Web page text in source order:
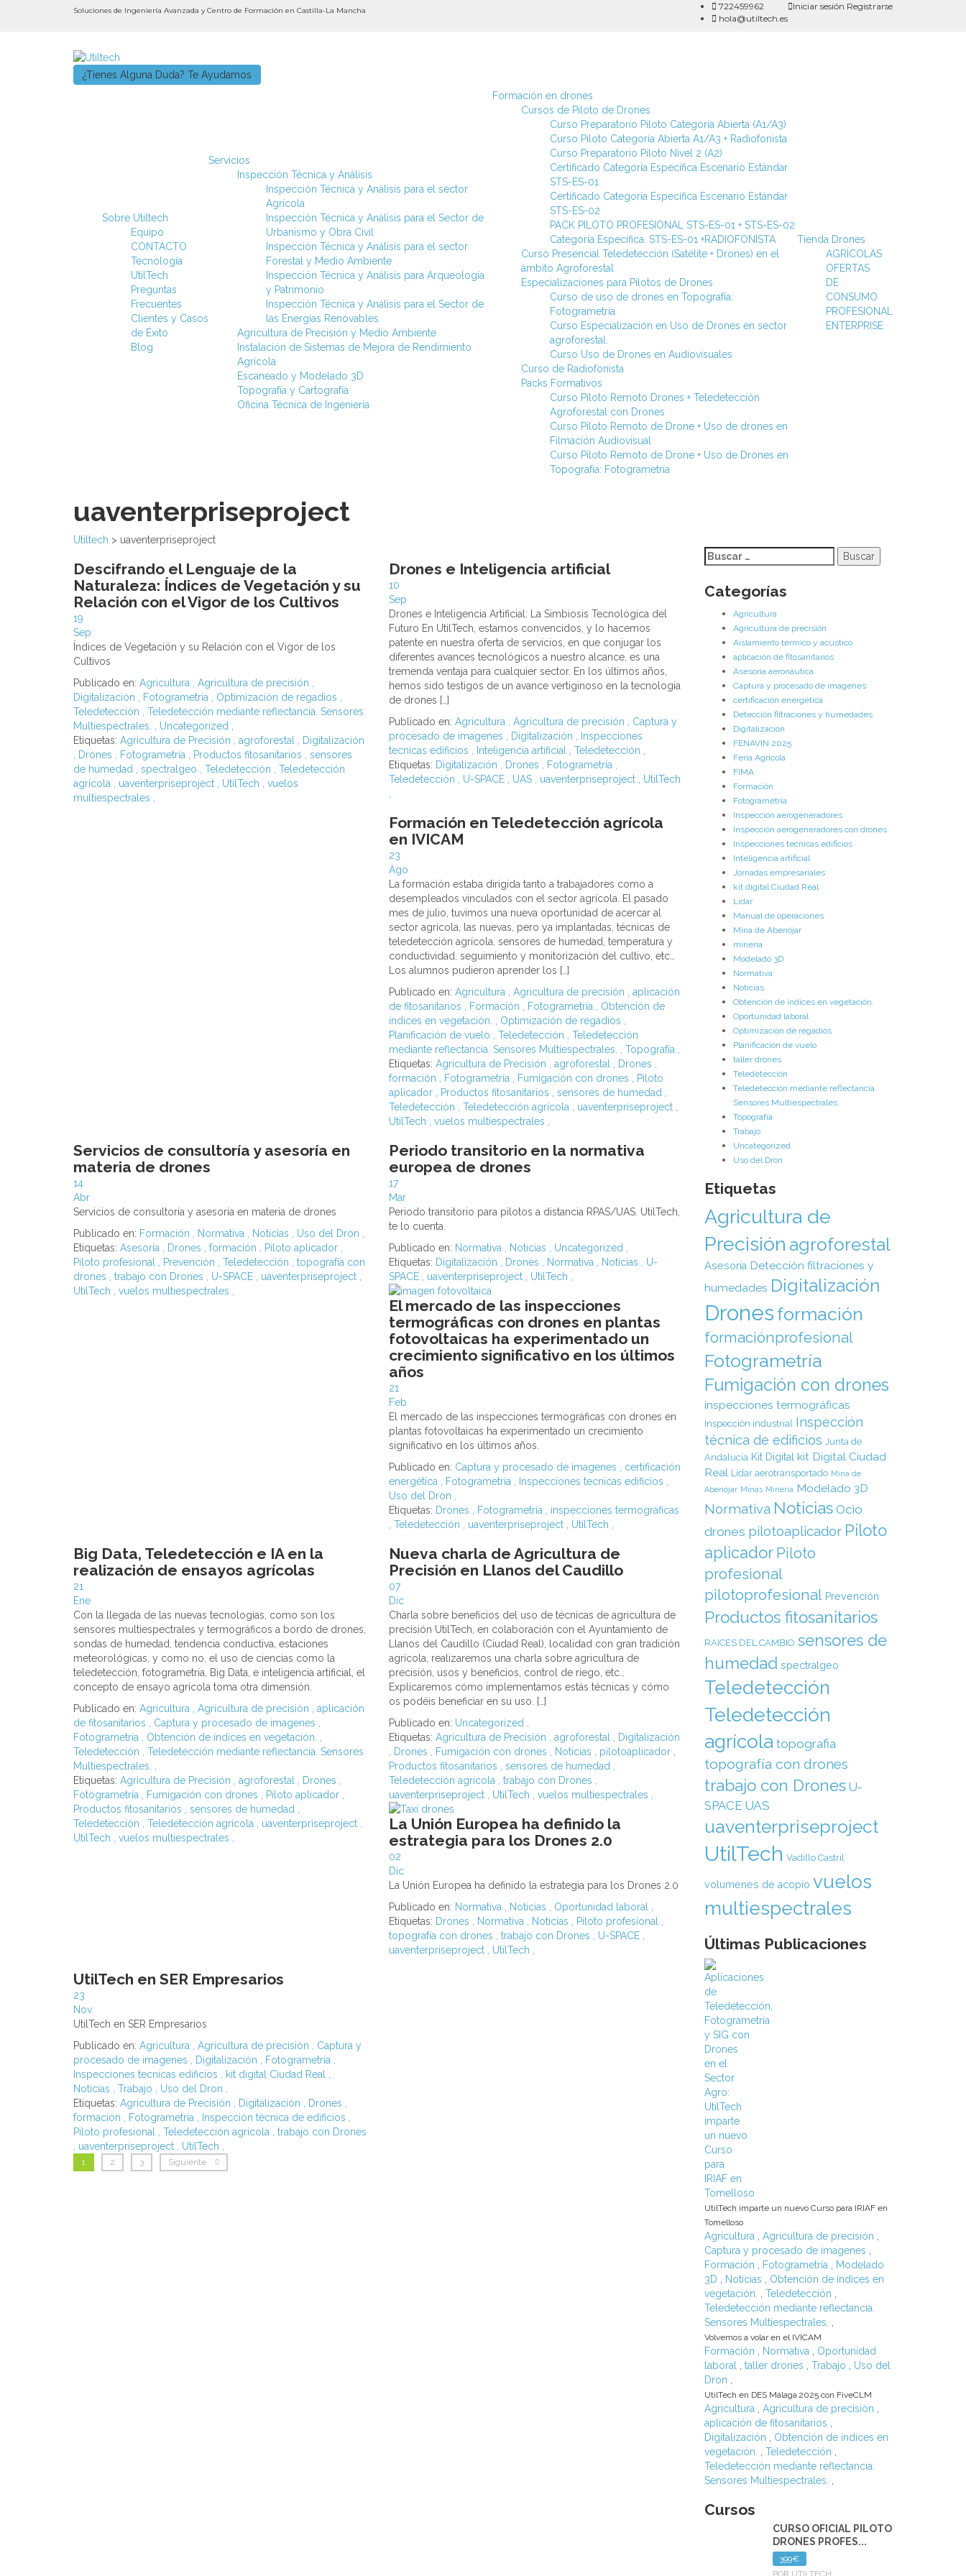
Iniciar sesión Registrarse
Soluciones de Ingeniería Avanzada y Centro de Formación en Castilla-La Mancha
722459962
hola@utiltech.es
¿Tienes Alguna Duda? Te Ayudamos
Sobre Utiltech
Equipo
CONTACTO
Tecnología
UtilTech
Preguntas
Frecuentes
Clientes y Casos
de Éxito
Blog
Servicios
Inspección Técnica y Análisis
Inspección Técnica y Análisis para el sector
Agrícola
Inspección Técnica y Análisis para el Sector de
Urbanismo y Obra Civil
Inspección Técnica y Análisis para el sector
Forestal y Medio Ambiente
Inspección Técnica y Análisis para Arqueología
y Patrimonio
Inspección Técnica y Análisis para el Sector de
las Energías Renovables
Agricultura de Precisión y Medio Ambiente
Instalación de Sistemas de Mejora de Rendimiento
Agrícola
Escaneado y Modelado 3D
Topografía y Cartografía
Oficina Técnica de Ingeniería
Formación en drones
Cursos de Piloto de Drones
Curso Preparatorio Piloto Categoría Abierta (A1/A3)
Curso Piloto Categoría Abierta A1/A3 + Radiofonista
Curso Preparatorio Piloto Nivel 2 (A2)
Certificado Categoría Específica Escenario Estándar
STS-ES-01
Certificado Categoría Específica Escenario Estándar
STS-ES-02
PACK PILOTO PROFESIONAL STS-ES-01 + STS-ES-02
Categoría Específica. STS-ES-01 +RADIOFONISTA
Curso Presencial Teledetección (Satélite + Drones) en el
ámbito Agroforestal
Especializaciones para Pilotos de Drones
Curso de uso de drones en Topografía:
Fotogrametría
Curso Especialización en Uso de Drones en sector
agroforestal.
Curso Uso de Drones en Audiovisuales
Curso de Radiofonista
Packs Formativos
Curso Piloto Remoto Drones + Teledetección
Agroforestal con Drones
Curso Piloto Remoto de Drone + Uso de drones en
Filmación Audiovisual
Curso Piloto Remoto de Drone + Uso de Drones en
Topografía: Fotogrametría
Tienda Drones
AGRÍCOLAS
OFERTAS
DE
CONSUMO
PROFESIONAL
ENTERPRISE
uaventerpriseproject
Utiltech > uaventerpriseproject
Descifrando el Lenguaje de la
Naturaleza: Índices de Vegetación y su
Relación con el Vigor de los Cultivos
19
Sep
Índices de Vegetación y su Relación con el Vigor de los
Cultivos
Publicado en: Agricultura Agricultura de precisión
Digitalización
Fotogrametría Optimización de regadios
Teledetección
Teledetección mediante reflectancia. Sensores
Multiespectrales.
Uncategorized
Etiquetas: Agricultura de Precisión agroforestal
Digitalización
Drones Fotogrametría Productos fitosanitarios
sensores
de humedad
spectralgeo Teledetección
Teledetección
agrícola
uaventerpriseproject UtilTech
vuelos
multiespectrales
Drones e Inteligencia artificial
10
Sep
Drones e Inteligencia Artificial: La Simbiosis Tecnológica del
Futuro En UtilTech, estamos convencidos, y lo hacemos
patente en nuestra oferta de servicios, en que conjugar los
diferentes avances tecnológicos a nuestro alcance, es una
tremenda ventaja para cualquier sector. En los últimos años,
hemos sido testigos de un avance vertiginoso en la tecnología
de drones […]
Publicado en: Agricultura Agricultura de precisión
Captura y
procesado de imagenes
Digitalización
Inspecciones
tecnicas edificios
Inteligencia artificial Teledetección
Etiquetas: Digitalización Drones Fotogrametría
Teledetección
U-SPACE UAS uaventerpriseproject
UtilTech
Formación en Teledetección agrícola
en IVICAM
23
Ago
La formación estaba dirigida tanto a trabajadores como a
desempleados vinculados con el sector agrícola. El pasado
mes de julio, tuvimos una nueva oportunidad de acercar al
sector agrícola, las nuevas, pero ya implantadas, técnicas de
teledetección agrícola, sensores de humedad, temperatura y
conductividad, seguimiento y monitorización del cultivo, etc…
Los alumnos pudieron aprender los […]
Publicado en: Agricultura Agricultura de precisión
aplicación
de fitosanitarios
Formación Fotogrametría
Obtención de
índices en vegetación.
Optimización de regadios
Planificación de vuelo
Teledetección
Teledetección
mediante reflectancia. Sensores Multiespectrales.
Topografía
Etiquetas: Agricultura de Precisión agroforestal Drones
formación
Fotogrametría Fumigación con drones
Piloto
aplicador
Productos fitosanitarios sensores de humedad
Teledetección
Teledetección agrícola uaventerpriseproject
UtilTech
vuelos multiespectrales
Servicios de consultoría y asesoría en
materia de drones
14
Abr
Servicios de consultoría y asesoría en materia de drones
Publicado en: Formación Normativa Noticias Uso del Dron
Etiquetas: Asesoría Drones formación Piloto aplicador
Piloto profesional
Prevención Teledetección
topografía con
drones
trabajo con Drones U-SPACE uaventerpriseproject
UtilTech
vuelos multiespectrales
Periodo transitorio en la normativa
europea de drones
17
Mar
Periodo transitorio para pilotos a distancia RPAS/UAS. UtilTech,
te lo cuenta.
Publicado en: Normativa Noticias Uncategorized
Etiquetas: Digitalización Drones Normativa Noticias
U-
SPACE
uaventerpriseproject UtilTech
El mercado de las inspecciones
termográficas con drones en plantas
fotovoltaicas ha experimentado un
crecimiento significativo en los últimos
años
21
Feb
El mercado de las inspecciones termográficas con drones en
plantas fotovoltaicas ha experimentado un crecimiento
significativo en los últimos años.
Publicado en: Captura y procesado de imagenes
certificación
energética
Fotogrametría Inspecciones tecnicas edificios
Uso del Dron
Etiquetas: Drones Fotogrametría
inspecciones termográficas
Teledetección uaventerpriseproject UtilTech
Big Data, Teledetección e IA en la
realización de ensayos agrícolas
21
Ene
Con la llegada de las nuevas tecnologías, como son los
sensores multiespectrales y termográficos a bordo de drones,
sondas de humedad, tendencia conductiva, estaciones
meteorológicas, y como no, el uso de ciencias como la
teledetección, fotogrametría, Big Data, e inteligencia artificial, el
concepto de ensayo agrícola toma otra dimensión.
Publicado en: Agricultura Agricultura de precisión
aplicación
de fitosanitarios
Captura y procesado de imagenes
Fotogrametría
Obtención de índices en vegetación.
Teledetección
Teledetección mediante reflectancia. Sensores
Multiespectrales.
Etiquetas: Agricultura de Precisión agroforestal Drones
Fotogrametría
Fumigación con drones Piloto aplicador
Productos fitosanitarios
sensores de humedad
Teledetección
Teledetección agrícola uaventerpriseproject
UtilTech
vuelos multiespectrales
Nueva charla de Agricultura de
Precisión en Llanos del Caudillo
07
Dic
Charla sobre beneficios del uso de técnicas de agricultura de
precisión UtilTech, en colaboración con el Ayuntamiento de
Llanos del Caudillo (Ciudad Real), localidad con gran tradición
agrícola, realizaremos una charla sobre agricultura de
precisión, usos y beneficios, control de riego, etc…
Explicaremos cómo implementamos estás técnicas y cómo
os podéis beneficiar en su uso. […]
Publicado en: Uncategorized
Etiquetas: Agricultura de Precisión agroforestal
Digitalización
Drones Fumigación con drones Noticias pilotoaplicador
Productos fitosanitarios
sensores de humedad
Teledetección agrícola
trabajo con Drones
uaventerpriseproject
UtilTech vuelos multiespectrales
La Unión Europea ha definido la
estrategia para los Drones 2.0
02
Dic
La Unión Europea ha definido la estrategia para los Drones 2.0
Publicado en: Normativa Noticias Oportunidad laboral
Etiquetas: Drones Normativa Noticias Piloto profesional
topografía con drones
trabajo con Drones U-SPACE
uaventerpriseproject
UtilTech
UtilTech en SER Empresarios
23
Nov
UtilTech en SER Empresarios
Publicado en: Agricultura Agricultura de precisión
Captura y
procesado de imagenes
Digitalización Fotogrametría
Inspecciones tecnicas edificios
kit digital Ciudad Real
Noticias
Trabajo Uso del Dron
Etiquetas: Agricultura de Precisión Digitalización Drones
formación
Fotogrametría Inspección técnica de edificios
Piloto profesional
Teledetección agrícola
trabajo con Drones
uaventerpriseproject UtilTech
1 2 3 Siguiente
Buscar:
Categorías
Agricultura
Agricultura de precisión
Aislamiento térmico y acústico
aplicación de fitosanitarios
Asesoría aeronáutica
Captura y procesado de imagenes
certificación energética
Detección filtraciones y humedades
Digitalización
FENAVIN 2025
Feria Agrícola
FIMA
Formación
Fotogrametría
Inspección aerogeneradores
Inspección aerogeneradores con drones
Inspecciones tecnicas edificios
Inteligencia artificial
Jornadas empresariales
kit digital Ciudad Real
Lidar
Manual de operaciones
Mina de Abenójar
minería
Modelado 3D
Normativa
Noticias
Obtención de índices en vegetación.
Oportunidad laboral
Optimización de regadios
Planificación de vuelo
taller drones
Teledetección
Teledetección mediante reflectancia.
Sensores Multiespectrales.
Topografía
Trabajo
Uncategorized
Uso del Dron
Etiquetas
Agricultura de
Precisión agroforestal
Asesoría Detección filtraciones y
humedades Digitalización
Drones formación
formaciónprofesional
Fotogrametría
Fumigación con drones
inspecciones termográficas
Inspección industrial Inspección
técnica de edificios Junta de
Andalucía Kit Digital kit Digital Ciudad
Real Lidar aerotransportado Mina de
Abenójar Minas Minería Modelado 3D
Normativa Noticias Ocio
drones pilotoaplicador Piloto
aplicador Piloto
profesional
pilotoprofesional Prevención
Productos fitosanitarios
RAICES DEL CAMBIO sensores de
humedad spectralgeo
Teledetección
Teledetección
agrícola topografia
topografía con drones
trabajo con Drones U-
SPACE UAS
uaventerpriseproject
UtilTech Vadillo Castril
volumenes de acopio vuelos
multiespectrales
Últimas Publicaciones
UtilTech imparte un nuevo Curso para IRIAF en
Tomelloso
Agricultura Agricultura de precisión
Captura y procesado de imagenes
Formación
Fotogrametría
Modelado
3D
Noticias
Obtención de índices en
vegetación.
Teledetección
Teledetección mediante reflectancia.
Sensores Multiespectrales.
Volvemos a volar en el IVICAM
Formación Normativa
Oportunidad
laboral
taller drones Trabajo
Uso del
Dron
UtilTech en DES Málaga 2025 con FiveCLM
Agricultura Agricultura de precisión
aplicación de fitosanitarios
Digitalización
Obtención de índices en
vegetación.
Teledetección
Teledetección mediante reflectancia.
Sensores Multiespectrales.
Cursos
CURSO OFICIAL PILOTO
DRONES PROFES...
399€
POR UTILTECH